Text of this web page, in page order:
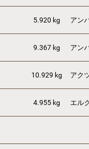
5.920 kg アン
9.367 kg アン
10.929 kg アク
4.955 kg エル